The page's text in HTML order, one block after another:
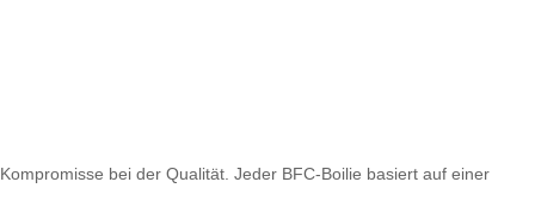
bei der Qualität. Jeder BFC-Boilie basiert auf einer